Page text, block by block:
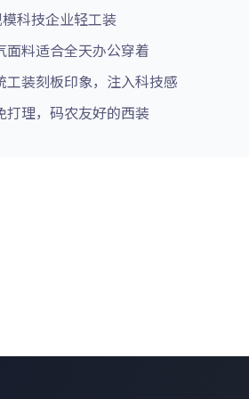
科技企业轻工装
面料适合全天办公穿着
工装刻板印象，注入科技感
打理，码农友好的西装